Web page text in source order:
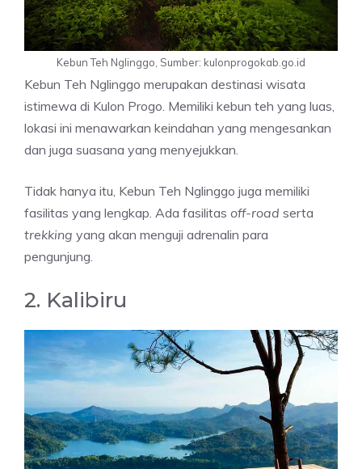
Kebun Teh Nglinggo, Sumber: kulonprogokab.go.id
Kebun Teh Nglinggo merupakan destinasi wisata
istimewa di Kulon Progo. Memiliki kebun teh yang luas,
lokasi ini menawarkan keindahan yang mengesankan
dan juga suasana yang menyejukkan.
Tidak hanya itu, Kebun Teh Nglinggo juga memiliki
fasilitas yang lengkap. Ada fasilitas off-road serta
trekking yang akan menguji adrenalin para
pengunjung.
2. Kalibiru